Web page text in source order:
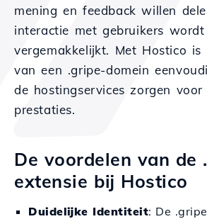
mening en feedback willen
interactie met gebruikers wordt
vergemakkelijkt. Met Hostico is
van een .gripe-domein
de hostingservices zorgen voor
prestaties.
De voordelen van de
extensie bij Hostico
Duidelijke Identiteit: De